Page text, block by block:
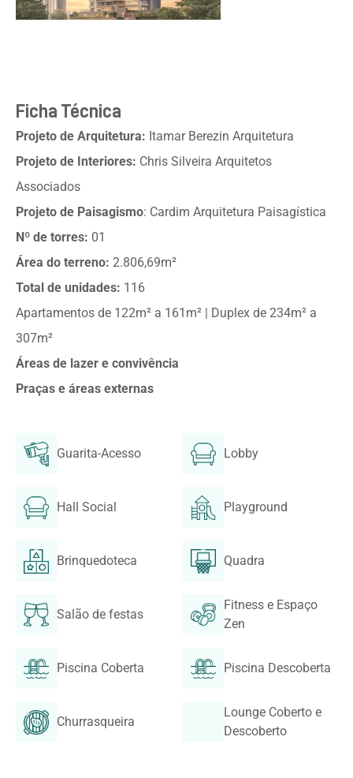
Ficha Técnica
Projeto de Arquitetura: Itamar Berezin Arquitetura
Projeto de Interiores: Chris Silveira Arquitetos
Associados
Projeto de Paisagismo: Cardim Arquitetura Paisagística
Nº de torres: 01
Área do terreno: 2.806,69m²
Total de unidades: 116
Apartamentos de 122m² a 161m² | Duplex de 234m² a
307m²
Áreas de lazer e convivência
Praças e áreas externas
Guarita-Acesso Lobby
Hall Social Playground
Brinquedoteca Quadra
Salão de festas
Fitness e Espaço
Zen
Piscina Coberta Piscina Descoberta
Churrasqueira
Lounge Coberto e
Descoberto